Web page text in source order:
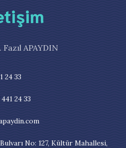
APAYDIN
24 33
24 33
No: 127, Kültür Mahallesi,